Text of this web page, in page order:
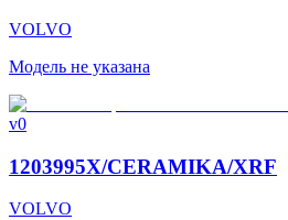
VOLVO
Модель не указана
v0
1203995X/CERAMIKA/XRF
VOLVO